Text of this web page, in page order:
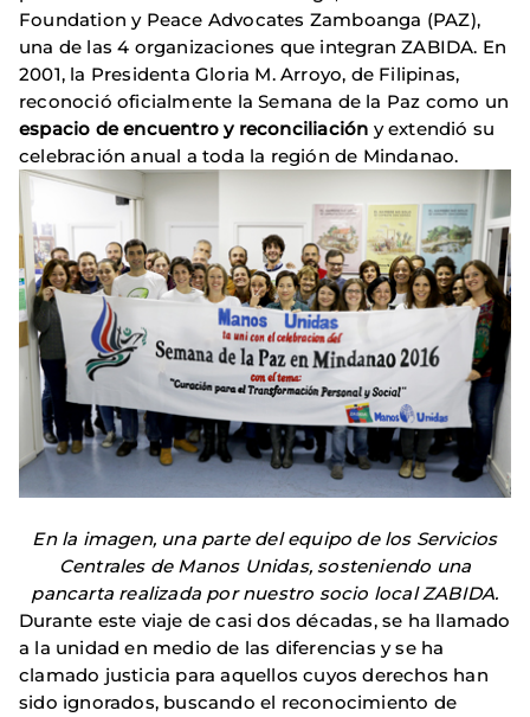
Foundation y Peace Advocates Zamboanga (PAZ),
una de las 4 organizaciones que integran ZABIDA. En
2001, la Presidenta Gloria M. Arroyo, de Filipinas,
reconoció oficialmente la Semana de la Paz como un
espacio de encuentro y reconciliación y extendió su
celebración anual a toda la región de Mindanao.
En la imagen, una parte del equipo de los Servicios
Centrales de Manos Unidas, sosteniendo una
pancarta realizada por nuestro socio local ZABIDA.
Durante este viaje de casi dos décadas, se ha llamado
a la unidad en medio de las diferencias y se ha
clamado justicia para aquellos cuyos derechos han
sido ignorados, buscando el reconocimiento de